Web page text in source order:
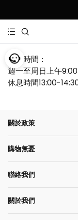
諮詢時間：
週一至周日上午
休息時間13:00-
關於政策
購物無憂
聯絡我們
關於我們